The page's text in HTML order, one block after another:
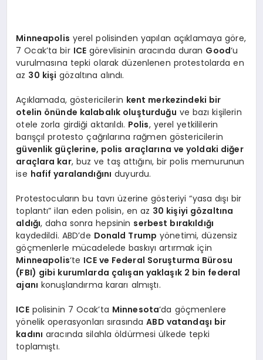
Minneapolis yerel polisinden yapılan açıklamaya göre,
7 Ocak’ta bir ICE görevlisinin aracında duran Good‘u
vurulmasına tepki olarak düzenlenen protestolarda en
az 30 kişi gözaltına alındı.
Açıklamada, göstericilerin kent merkezindeki bir
otelin önünde kalabalık oluşturduğu ve bazı kişilerin
otele zorla girdiği aktarıldı. Polis, yerel yetkililerin
barışçıl protesto çağrılarına rağmen göstericilerin
güvenlik güçlerine, polis araçlarına ve yoldaki diğer
araçlara kar, buz ve taş attığını, bir polis memurunun
ise hafif yaralandığını duyurdu.
Protestocuların bu tavrı üzerine gösteriyi “yasa dışı bir
toplantı” ilan eden polisin, en az 30 kişiyi gözaltına
aldığı, daha sonra hepsinin serbest bırakıldığı
kaydedildi. ABD’de Donald Trump yönetimi, düzensiz
göçmenlerle mücadelede baskıyı artırmak için
Minneapolis‘te ICE ve Federal Soruşturma Bürosu
(FBI) gibi kurumlarda çalışan yaklaşık 2 bin federal
ajanı konuşlandırma kararı almıştı.
ICEpolisinin 7 Ocak’ta Minnesota‘da göçmenlere
yönelik operasyonları sırasındaABD vatandaşı bir
kadını aracında silahla öldürmesi ülkede tepki
toplamıştı.